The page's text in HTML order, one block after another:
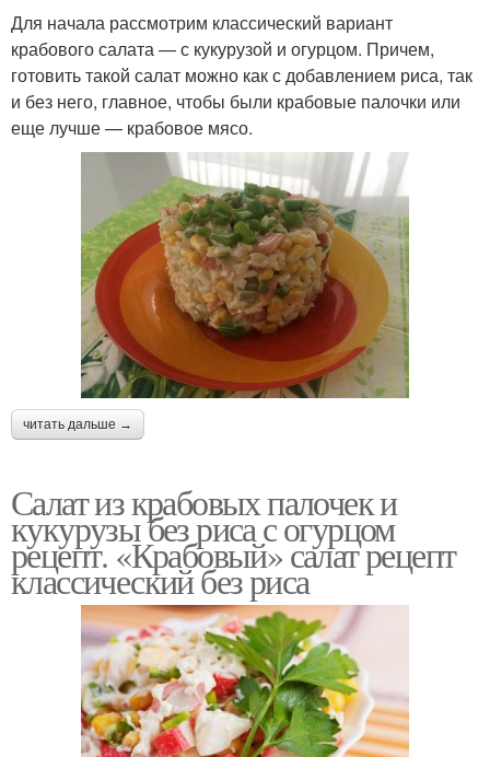
Для начала рассмотрим классический вариант
крабового салата — с кукурузой и огурцом. Причем,
готовить такой салат можно как с добавлением риса, так
и без него, главное, чтобы были крабовые палочки или
еще лучше — крабовое мясо.
читать дальше →
Салат из крабовых палочек и
кукурузы без риса с огурцом
рецепт. «Крабовый» салат рецепт
классический без риса